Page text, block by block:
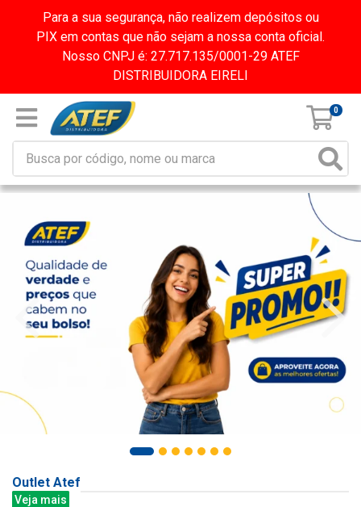
Para a sua segurança, não realizem depósitos ou
PIX em contas que não sejam a nossa conta oficial.
Nosso CNPJ é: 27.717.135/0001-29 ATEF
DISTRIBUIDORA EIRELI
0
Outlet Atef
Veja mais